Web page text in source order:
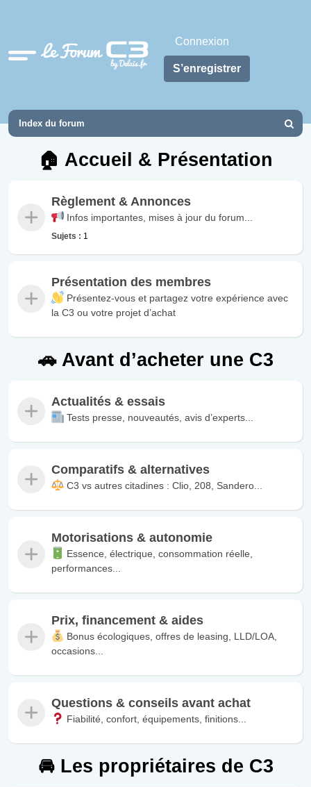
Accès
Connexion
S’enregistrer
Index du forum
🏠 Accueil & Présentation
Règlement & Annonces
Infos importantes, mises à jour du forum...
Sujets : 1
Présentation des membres
Présentez-vous et partagez votre expérience avec
la C3 ou votre projet d’achat
🚗 Avant d’acheter une C3
Actualités & essais
Tests presse, nouveautés, avis d’experts...
Comparatifs & alternatives
C3 vs autres citadines : Clio, 208, Sandero...
Motorisations & autonomie
Essence, électrique, consommation réelle,
performances...
Prix, financement & aides
Bonus écologiques, offres de leasing, LLD/LOA,
occasions...
Questions & conseils avant achat
Fiabilité, confort, équipements, finitions...
🚘 Les propriétaires de C3